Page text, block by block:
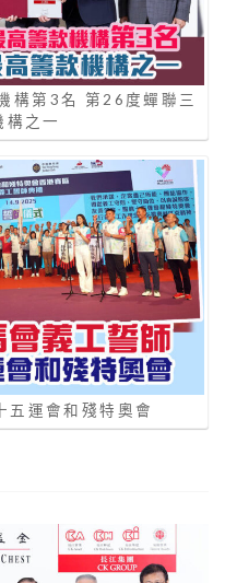
構第3名 第26度蟬聯三
構之一
五運會和殘特奧會